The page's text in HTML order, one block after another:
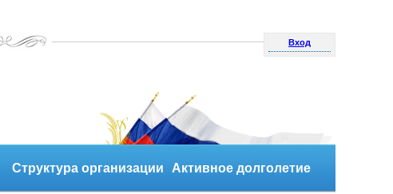
Вход
Структура организации Активное долголетие